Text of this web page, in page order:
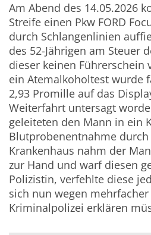
Am Abend des 14.05.2026
Streife einen Pkw FORD
durch Schlangenlinien
des 52-Jährigen am Steuer
dieser keinen Führerschein
ein Atemalkoholtest wurde
2,93 Promille auf das
Weiterfahrt untersagt
geleiteten den Mann in ein
Blutprobenentnahme durch
Krankenhaus nahm der
zur Hand und warf diesen
Polizistin, verfehlte diese
sich nun wegen
Kriminalpolizei erklären